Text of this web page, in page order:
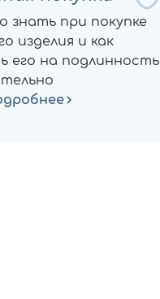
знать при покупке
изделия и как
его на подлинность